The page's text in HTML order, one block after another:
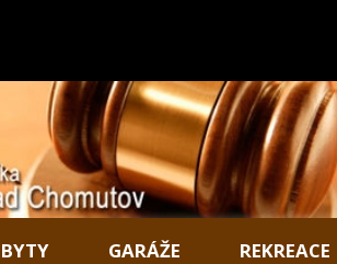
BYTY GARÁŽE REKREACE